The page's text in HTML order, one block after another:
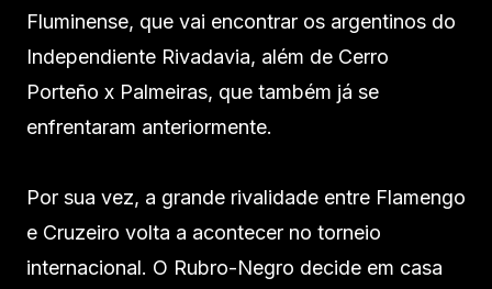
Fluminense, que vai encontrar os argentinos do
Independiente Rivadavia, além de Cerro
Porteño x Palmeiras, que também já se
enfrentaram anteriormente.
Por sua vez, a grande rivalidade entre Flamengo
e Cruzeiro volta a acontecer no torneio
internacional. O Rubro-Negro decide em casa